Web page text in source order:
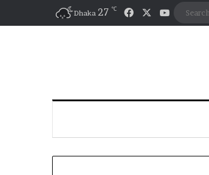
Dhaka 27 ℃ FacebookYouTube